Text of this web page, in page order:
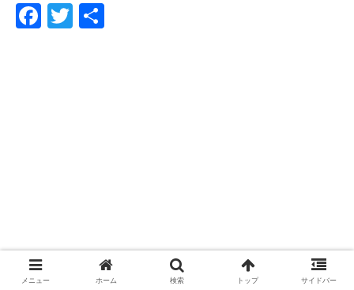
F
T
メニュー ホーム 検索 トップ サイドバー